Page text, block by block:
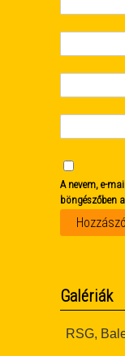
A nevem, e-
böngészőben
Galériák
RSG,